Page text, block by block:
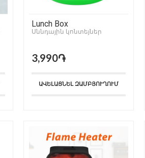
Lunch Box
Սննդային կոնտեյներ
3,990֏
ԱՎԵԼԱՑՆԵԼ ԶԱՄԲՅՈՒՂՈՒՄ